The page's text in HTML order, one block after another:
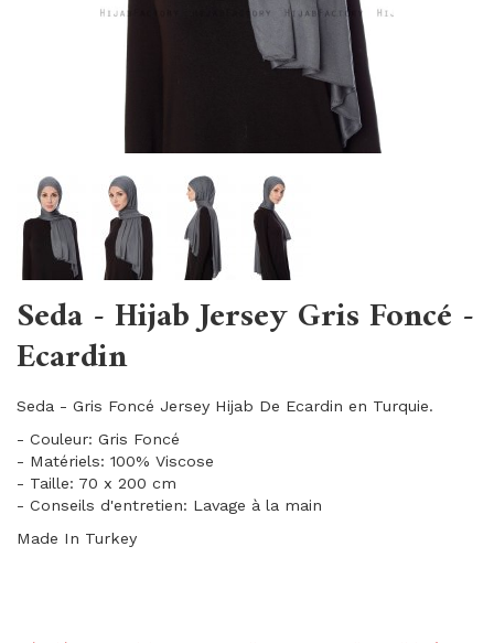
Seda - Hijab Jersey Gris Foncé -
Ecardin
Seda - Gris Foncé Jersey Hijab De Ecardin en Turquie.
- Couleur: Gris Foncé
- Matériels: 100% Viscose
- Taille: 70 x 200 cm
- Conseils d'entretien: Lavage à la main
Made In Turkey